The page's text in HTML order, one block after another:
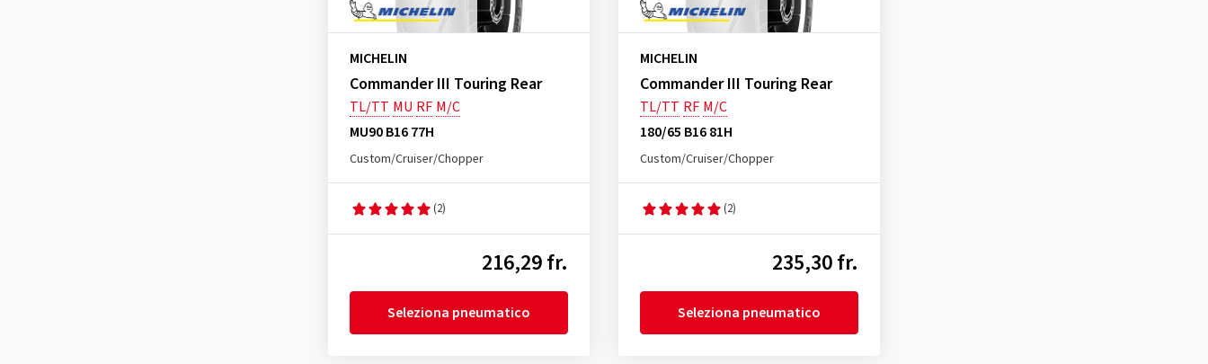
MICHELIN
Commander III Touring Rear
TL/TT MU RF M/C
MU90 B16 77H
Custom/Cruiser/Chopper
(2)
216,29 fr.
Seleziona pneumatico
MICHELIN
Commander III Touring Rear
TL/TT RF M/C
180/65 B16 81H
Custom/Cruiser/Chopper
(2)
235,30 fr.
Seleziona pneumatico